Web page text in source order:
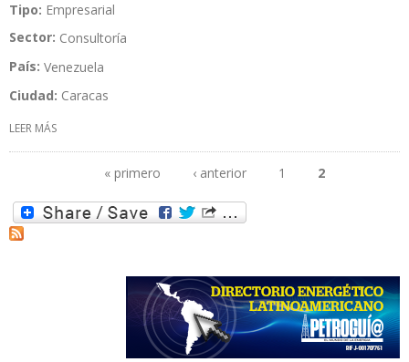
Tipo: Empresarial
Sector: Consultoría
País: Venezuela
Ciudad: Caracas
LEER MÁS
Páginas
« primero ‹ anterior 1 2